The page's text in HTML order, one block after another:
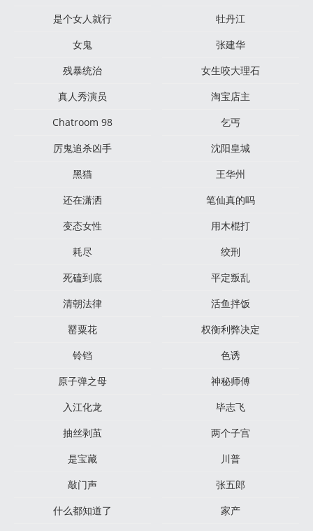
是个女人就行
牡丹江
女鬼
张建华
残暴统治
女生咬大理石
真人秀演员
淘宝店主
Chatroom 98
乞丐
厉鬼追杀凶手
沈阳皇城
黑猫
王华州
还在潇洒
笔仙真的吗
变态女性
用木棍打
耗尽
绞刑
死磕到底
平定叛乱
清朝法律
活鱼拌饭
罂粟花
权衡利弊决定
铃铛
色诱
原子弹之母
神秘师傅
入江化龙
毕志飞
抽丝剥茧
两个子宫
是宝藏
川普
敲门声
张五郎
什么都知道了
家产